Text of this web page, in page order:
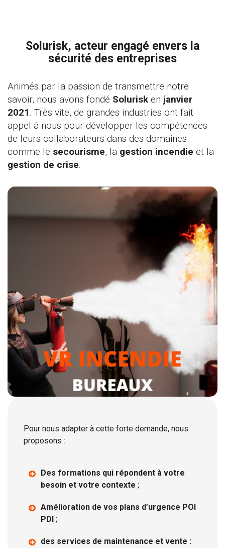
Solurisk, acteur engagé envers la
sécurité des entreprises
Animés par la passion de transmettre notre
savoir, nous avons fondé Solurisk en janvier
2021. Très vite, de grandes industries ont fait
appel à nous pour développer les compétences
de leurs collaborateurs dans des domaines
comme le secourisme, la gestion incendie et la
gestion de crise.
Pour nous adapter à cette forte demande, nous
proposons :
Des formations qui répondent à votre
besoin et votre contexte;
Amélioration de vos plans d’urgence POI
PDI;
des services de maintenance et vente :